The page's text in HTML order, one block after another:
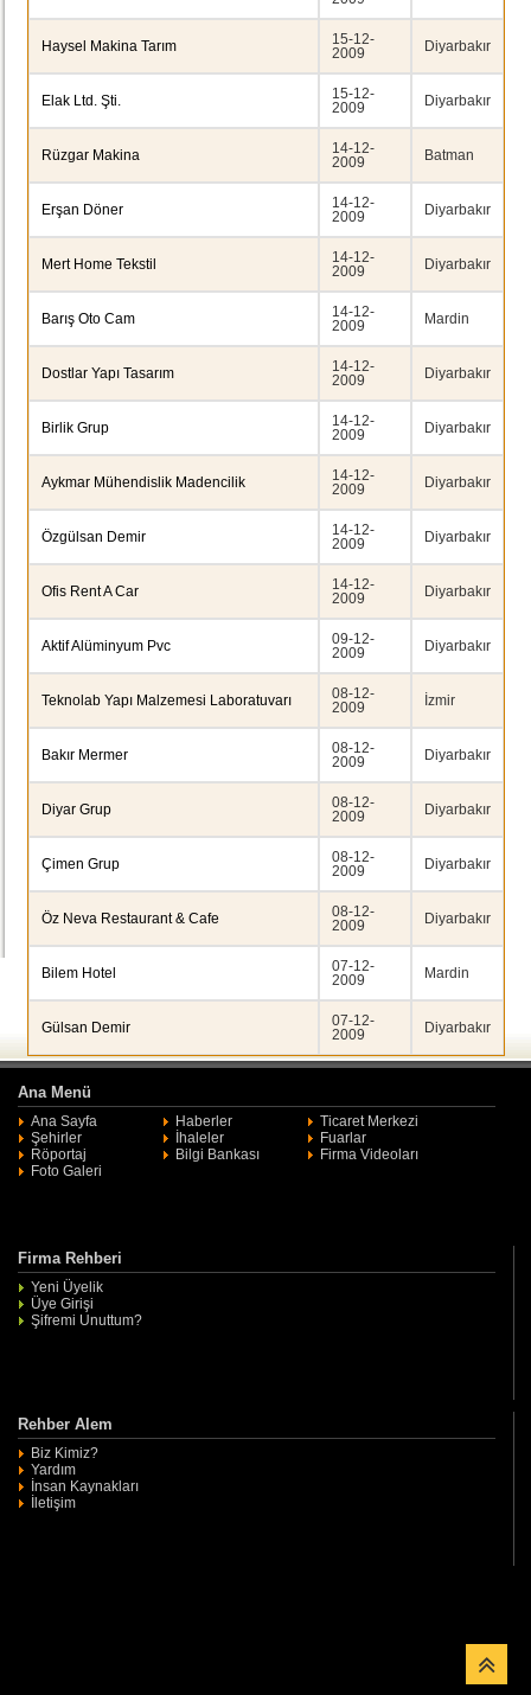
Haysel Makina Tarım
15-12-
2009
Diyarbakır
Elak Ltd. Şti.
15-12-
2009
Diyarbakır
Rüzgar Makina
14-12-
2009
Batman
Erşan Döner
14-12-
2009
Diyarbakır
Mert Home Tekstil
14-12-
2009
Diyarbakır
Barış Oto Cam
14-12-
2009
Mardin
Dostlar Yapı Tasarım
14-12-
2009
Diyarbakır
Birlik Grup
14-12-
2009
Diyarbakır
Aykmar Mühendislik Madencilik
14-12-
2009
Diyarbakır
Özgülsan Demir
14-12-
2009
Diyarbakır
Ofis Rent A Car
14-12-
2009
Diyarbakır
Aktif Alüminyum Pvc
09-12-
2009
Diyarbakır
Teknolab Yapı Malzemesi Laboratuvarı
08-12-
2009
İzmir
Bakır Mermer
08-12-
2009
Diyarbakır
Diyar Grup
08-12-
2009
Diyarbakır
Çimen Grup
08-12-
2009
Diyarbakır
Öz Neva Restaurant & Cafe
08-12-
2009
Diyarbakır
Bilem Hotel
07-12-
2009
Mardin
Gülsan Demir
07-12-
2009
Diyarbakır
Ana Menü
Ana Sayfa Haberler
Ticaret Merkezi
Şehirler
İhaleler
Fuarlar
Röportaj
Bilgi Bankası
Firma Videoları
Foto Galeri
Firma Rehberi
Yeni Üyelik
Üye Girişi
Şifremi Unuttum?
Rehber Alem
Biz Kimiz?
Yardım
İnsan Kaynakları
İletişim